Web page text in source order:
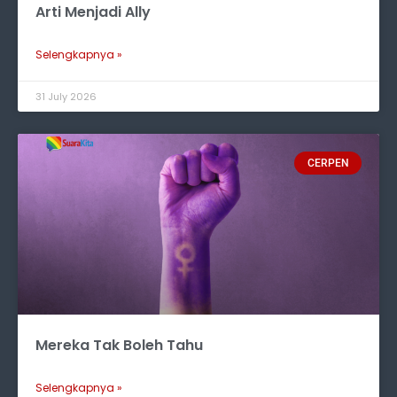
Arti Menjadi Ally
Selengkapnya »
31 July 2026
CERPEN
Mereka Tak Boleh Tahu
Selengkapnya »